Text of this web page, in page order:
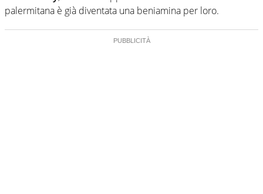
palermitana è già diventata una beniamina per loro.